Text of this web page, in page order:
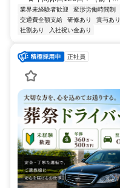
業界未経験者歓迎 変形労働時間制
交通費全額支給
研修あり 賞与あり
社割あり
入社祝い金あり
正社員